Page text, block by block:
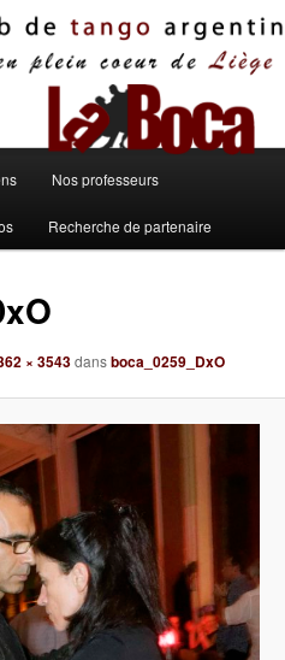
Nos professeurs
Recherche de partenaire
× 3543dansboca_0259_DxO